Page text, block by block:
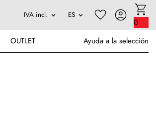
0
OUTLET Ayuda a la selección